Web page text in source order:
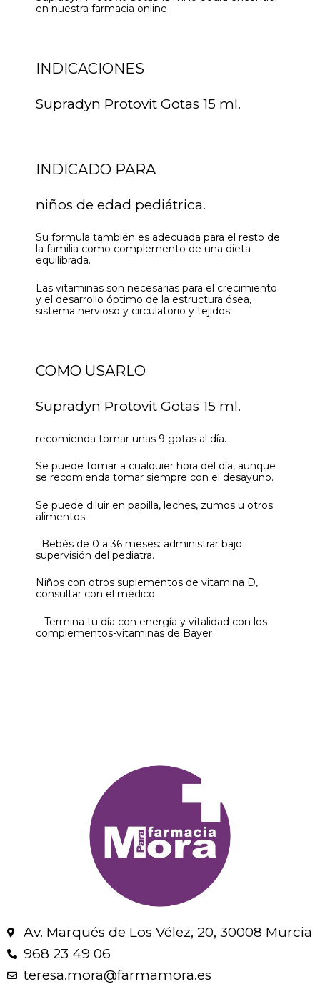
en nuestra farmacia online .
INDICACIONES
Supradyn Protovit Gotas 15 ml.
INDICADO PARA
niños de edad pediátrica.
Su formula también es adecuada para el resto de
la familia como complemento de una dieta
equilibrada.
Las vitaminas son necesarias para el crecimiento
y el desarrollo óptimo de la estructura ósea,
sistema nervioso y circulatorio y tejidos.
COMO USARLO
Supradyn Protovit Gotas 15 ml.
recomienda tomar unas 9 gotas al día.
Se puede tomar a cualquier hora del día, aunque
se recomienda tomar siempre con el desayuno.
Se puede diluir en papilla, leches, zumos u otros
alimentos.
Bebés de 0 a 36 meses: administrar bajo
supervisión del pediatra.
Niños con otros suplementos de vitamina D,
consultar con el médico.
Termina tu día con energía y vitalidad con los
complementos-vitaminas de Bayer
Av. Marqués de Los Vélez, 20, 30008 Murcia
968 23 49 06
teresa.mora@farmamora.es